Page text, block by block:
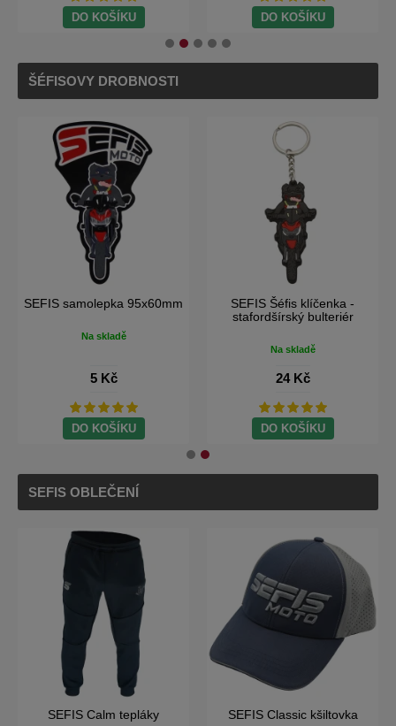
DO KOŠÍKU DO KOŠÍKU
ŠÉFISOVY DROBNOSTI
SEFIS samolepka 95x60mm
Na skladě
5 Kč
DO KOŠÍKU
SEFIS Šéfis klíčenka -
stafordšírský bulteriér
Na skladě
24 Kč
DO KOŠÍKU
SEFIS OBLEČENÍ
SEFIS Calm tepláky SEFIS Classic kšiltovka